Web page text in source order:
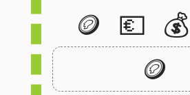
🪙 💶 💰
🪙